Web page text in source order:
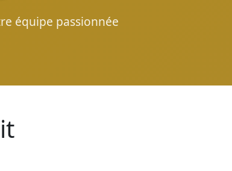
équipe passionnée